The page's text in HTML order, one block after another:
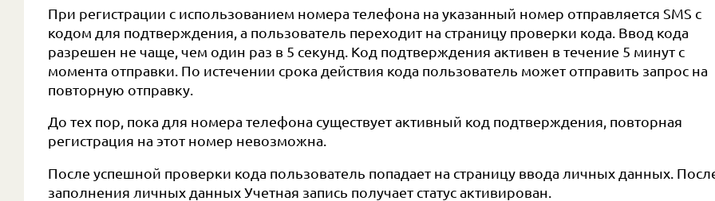
При регистрации с использованием номера телефона на указанный номер отправляется SMS с
кодом для подтверждения, а пользователь переходит на страницу проверки кода. Ввод кода
разрешен не чаще, чем один раз в 5 секунд. Код подтверждения активен в течение 5 минут с
момента отправки. По истечении срока действия кода пользователь может отправить запрос на
повторную отправку.
До тех пор, пока для номера телефона существует активный код подтверждения, повторная
регистрация на этот номер невозможна.
После успешной проверки кода пользователь попадает на страницу ввода личных данных.
заполнения личных данных Учетная запись получает статус активирован.